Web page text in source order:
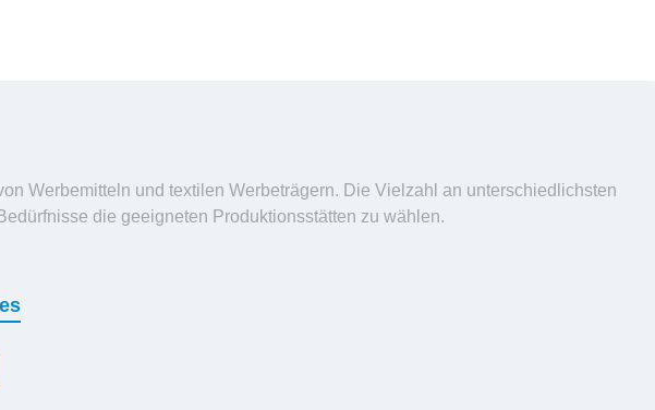
Werbemitteln und textilen Werbeträgern. Die Vielzahl an unterschiedlichsten
die geeigneten Produktionsstätten zu wählen.